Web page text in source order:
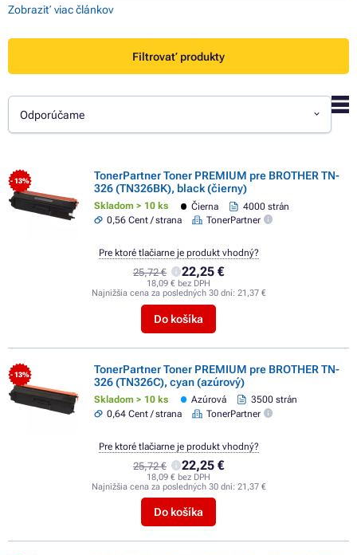
Zobraziť viac článkov
Filtrovať produkty
Odporúčame
- 13%
TonerPartner Toner PREMIUM pre BROTHER TN-
326 (TN326BK), black (čierny)
Skladom > 10 ks Čierna
4000 strán
0,56 Cent / strana
TonerPartner
25,72 € 22,25 €
18,09 € bez DPH
Najnižšia cena za posledných 30 dní: 21,37 €
Do košíka
Pre ktoré tlačiarne je produkt vhodný?
- 13%
TonerPartner Toner PREMIUM pre BROTHER TN-
326 (TN326C), cyan (azúrový)
Skladom > 10 ks Azúrová
3500 strán
0,64 Cent / strana
TonerPartner
25,72 € 22,25 €
18,09 € bez DPH
Najnižšia cena za posledných 30 dní: 21,37 €
Do košíka
Pre ktoré tlačiarne je produkt vhodný?